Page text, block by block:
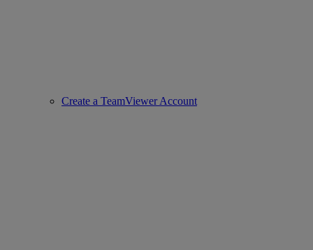
Create a TeamViewer Account